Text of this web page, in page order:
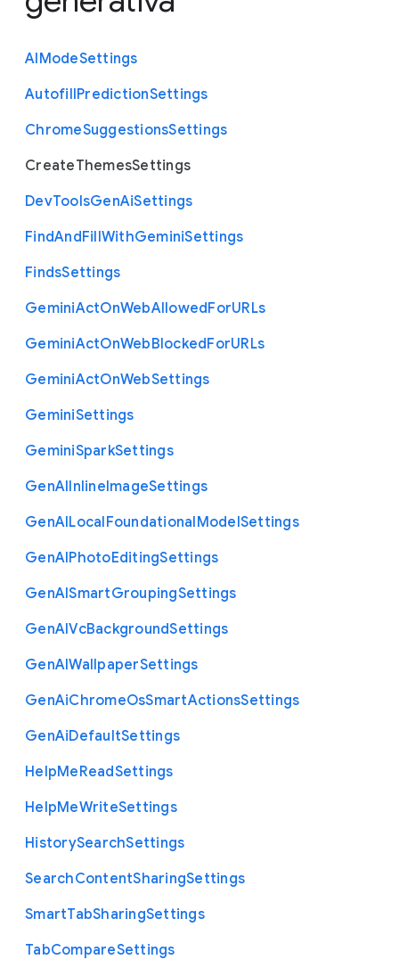
AIModeSettings
AutofillPredictionSettings
ChromeSuggestionsSettings
CreateThemesSettings
DevToolsGenAiSettings
FindAndFillWithGeminiSettings
FindsSettings
GeminiActOnWebAllowedForURLs
GeminiActOnWebBlockedForURLs
GeminiActOnWebSettings
GeminiSettings
GeminiSparkSettings
GenAIInlineImageSettings
GenAILocalFoundationalModelSettings
GenAIPhotoEditingSettings
GenAISmartGroupingSettings
GenAIVcBackgroundSettings
GenAIWallpaperSettings
GenAiChromeOsSmartActionsSettings
GenAiDefaultSettings
HelpMeReadSettings
HelpMeWriteSettings
HistorySearchSettings
SearchContentSharingSettings
SmartTabSharingSettings
TabCompareSettings